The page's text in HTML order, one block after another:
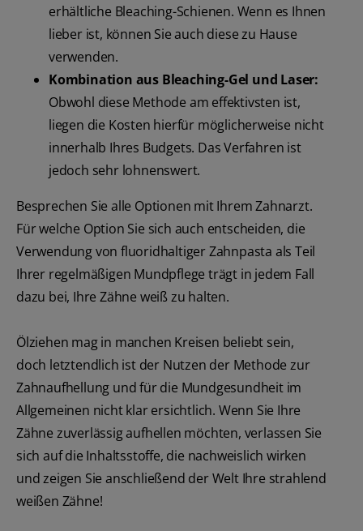
erhältliche Bleaching-Schienen. Wenn es Ihnen
lieber ist, können Sie auch diese zu Hause
verwenden.
Kombination aus Bleaching-Gel und Laser:
Obwohl diese Methode am effektivsten ist,
liegen die Kosten hierfür möglicherweise nicht
innerhalb Ihres Budgets. Das Verfahren ist
jedoch sehr lohnenswert.
Besprechen Sie alle Optionen mit Ihrem Zahnarzt.
Für welche Option Sie sich auch entscheiden, die
Verwendung von fluoridhaltiger Zahnpasta als Teil
Ihrer regelmäßigen Mundpflege trägt in jedem Fall
dazu bei, Ihre Zähne weiß zu halten.
Ölziehen mag in manchen Kreisen beliebt sein,
doch letztendlich ist der Nutzen der Methode zur
Zahnaufhellung und für die Mundgesundheit im
Allgemeinen nicht klar ersichtlich. Wenn Sie Ihre
Zähne zuverlässig aufhellen möchten, verlassen Sie
sich auf die Inhaltsstoffe, die nachweislich wirken
und zeigen Sie anschließend der Welt Ihre strahlend
weißen Zähne!